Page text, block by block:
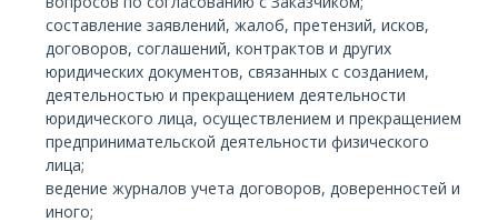
составление заявлений, жалоб, претензий, исков,
договоров, соглашений, контрактов и других
юридических документов, связанных с созданием,
деятельностью и прекращением деятельности
юридического лица, осуществлением и прекращением
предпринимательской деятельности физического
лица;
ведение журналов учета договоров, доверенностей и
иного;